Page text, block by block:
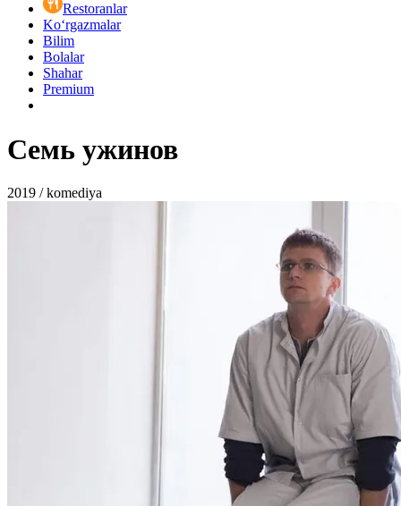
Restoranlar
Ko‘rgazmalar
Bilim
Bolalar
Shahar
Premium
Семь ужинов
2019 / komediya